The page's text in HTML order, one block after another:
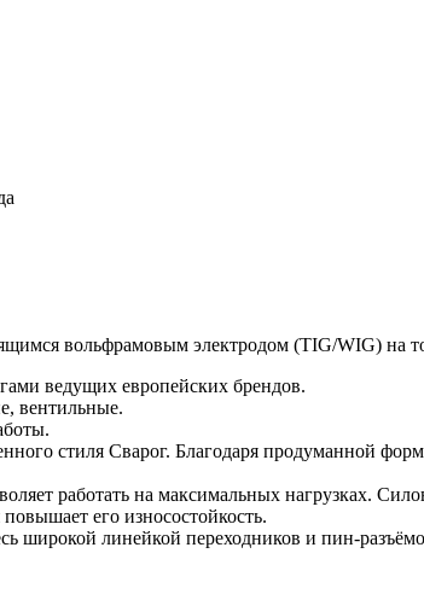
вольфрамовым электродом (TIG/WIG) на
ведущих европейских брендов.
вентильные.
стиля Сварог. Благодаря продуманной
работать на максимальных нагрузках.
его износостойкость.
широкой линейкой переходников и пин-